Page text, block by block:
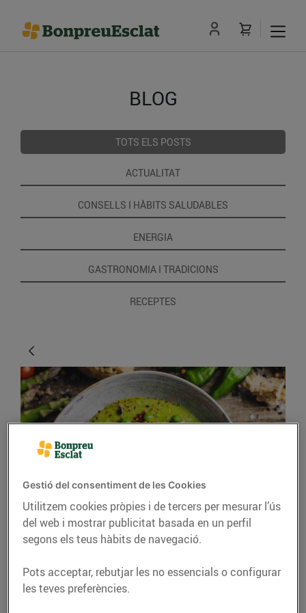
BLOG
TOTS ELS POSTS
ACTUALITAT
CONSELLS I HÀBITS SALUDABLES
ENERGIA
GASTRONOMIA I TRADICIONS
RECEPTES
CONSELLS I HÀBITS SALUDABLES
La primavera omple de
31/de març/2022
Gestió del consentiment de les Cookies
Utilitzem cookies pròpies i de tercers per mesurar l’ús
del web i mostrar publicitat basada en un perfil
segons els teus hàbits de navegació.
Pots acceptar, rebutjar les no essencials o configurar
les teves preferències.